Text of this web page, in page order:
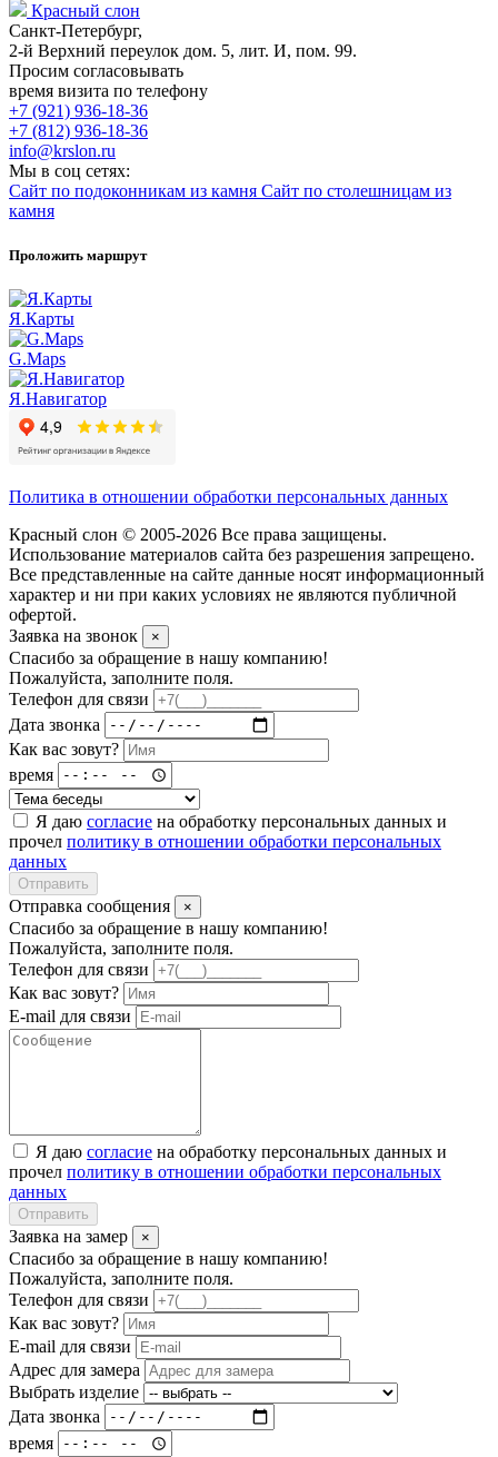
Красный слон
Санкт-Петербург,
2-й Верхний переулок дом. 5, лит. И, пом. 99.
Просим согласовывать
время визита по телефону
+7 (921) 936-18-36
+7 (812) 936-18-36
info@krslon.ru
Мы в соц сетях:
Сайт по подоконникам из камня Сайт по столешницам из
камня
Проложить маршрут
Я.Карты
G.Maps
Я.Навигатор
Политика в отношении обработки персональных данных
Красный слон © 2005-2026 Все права защищены.
Использование материалов сайта без разрешения запрещено.
Все представленные на сайте данные носят информационный
характер и ни при каких условиях не являются публичной
офертой.
Заявка на звонок
×
Спасибо за обращение в нашу компанию!
Пожалуйста, заполните поля.
Телефон для связи
Дата звонка
Как вас зовут?
время
Я даю согласие на обработку персональных данных и
прочел политику в отношении обработки персональных
данных
Отправить
Отправка сообщения ×
Спасибо за обращение в нашу компанию!
Пожалуйста, заполните поля.
Телефон для связи
Как вас зовут?
E-mail для связи
Я даю согласие на обработку персональных данных и
прочел политику в отношении обработки персональных
данных
Отправить
Заявка на замер ×
Спасибо за обращение в нашу компанию!
Пожалуйста, заполните поля.
Телефон для связи
Как вас зовут?
E-mail для связи
Адрес для замера
Выбрать изделие
Дата звонка
время